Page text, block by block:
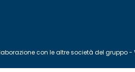
con le altre società del gruppo